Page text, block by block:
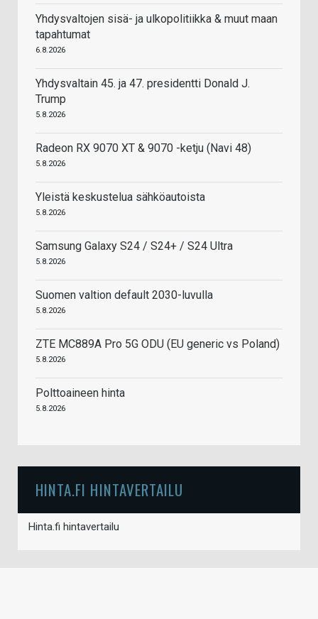
Yhdysvaltojen sisä- ja ulkopolitiikka & muut maan
tapahtumat
6.8.2026
Yhdysvaltain 45. ja 47. presidentti Donald J.
Trump
5.8.2026
Radeon RX 9070 XT & 9070 -ketju (Navi 48)
5.8.2026
Yleistä keskustelua sähköautoista
5.8.2026
Samsung Galaxy S24 / S24+ / S24 Ultra
5.8.2026
Suomen valtion default 2030-luvulla
5.8.2026
ZTE MC889A Pro 5G ODU (EU generic vs Poland)
5.8.2026
Polttoaineen hinta
5.8.2026
HINTA.FI HINTAVERTAILU
Hinta.fi hintavertailu